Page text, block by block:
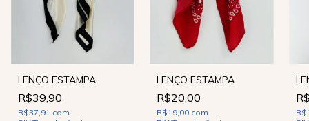
LENÇO ESTAMPA
R$39,90
R$37,91 com
LENÇO ESTAMPA
R$20,00
R$19,00 com